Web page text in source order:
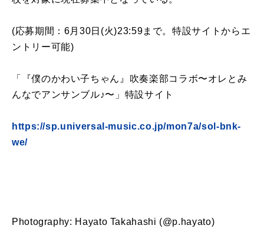
(応募期間：6月30日(火)23:59まで。特設サイトからエ
ントリー可能)
「『僕のかわい子ちゃん』吹奏楽部コラボ〜オレとみ
んなでアンサンブル♪〜」特設サイト
https://sp.universal-music.co.jp/mon7a/sol-bnk-
we/
Photography: Hayato Takahashi (@p.hayato)